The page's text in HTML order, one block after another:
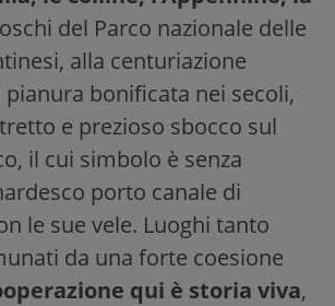
del Parco nazionale delle
alla centuriazione
bonificata nei secoli,
e prezioso sbocco sul
il cui simbolo è senza
porto canale di
le sue vele. Luoghi tanto
da una forte coesione
qui è storia viva,